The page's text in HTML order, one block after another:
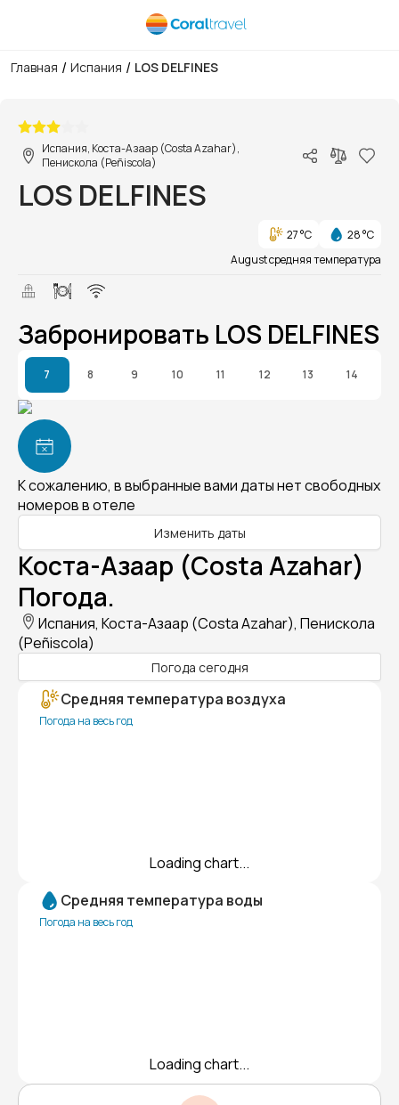
Главная / Испания / LOS DELFINES
Испания, Коста-Азаар (Costa Azahar),
Пенискола (Peñiscola)
LOS DELFINES
27 °C
28 °C
August средняя температура
Забронировать LOS DELFINES
7 8 9 10 11 12 13 14
К сожалению, в выбранные вами даты нет свободных
номеров в отеле
Изменить даты
Коста-Азаар (Costa Azahar)
Погода.
Испания, Коста-Азаар (Costa Azahar), Пенискола
(Peñiscola)
Погода сегодня
Средняя температура воздуха
Погода на весь год
Loading chart...
Средняя температура воды
Погода на весь год
Loading chart...